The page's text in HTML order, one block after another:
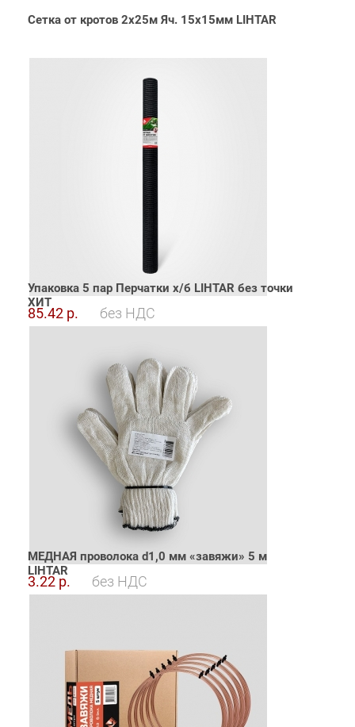
Сетка от кротов 2х25м Яч. 15х15мм LIHTAR
85.42 р. без НДС
Упаковка 5 пар Перчатки х/б LIHTAR без точки
ХИТ
3.22 р. без НДС
МЕДНАЯ проволока d1,0 мм «завяжи» 5 м
LIHTAR